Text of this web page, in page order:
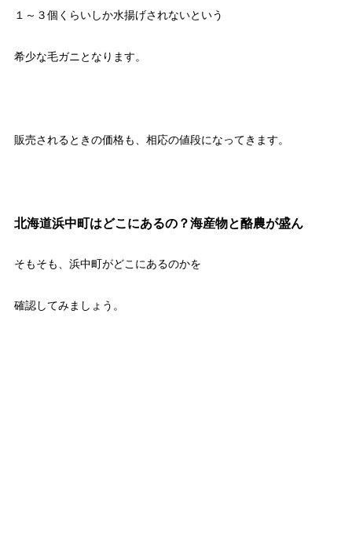
１～３個くらいしか水揚げされないという
希少な毛ガニとなります。
販売されるときの価格も、相応の値段になってきます。
北海道浜中町はどこにあるの？海産物と酪農が盛ん
そもそも、浜中町がどこにあるのかを
確認してみましょう。